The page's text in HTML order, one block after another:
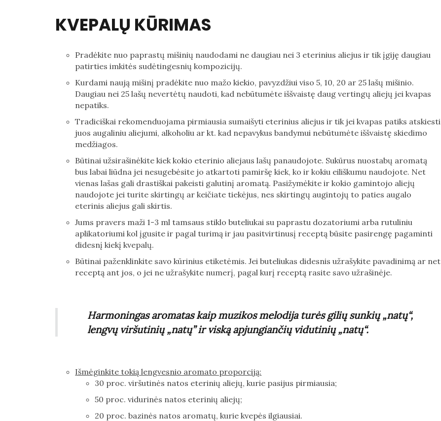
KVEPALŲ KŪRIMAS
Pradėkite nuo paprastų mišinių naudodami ne daugiau nei 3 eterinius aliejus ir tik įgiję daugiau
patirties imkitės sudėtingesnių kompozicijų.
Kurdami naują mišinį pradėkite nuo mažo kiekio, pavyzdžiui viso 5, 10, 20 ar 25 lašų mišinio.
Daugiau nei 25 lašų nevertėtų naudoti, kad nebūtumėte iššvaistę daug vertingų aliejų jei kvapas
nepatiks.
Tradiciškai rekomenduojama pirmiausia sumaišyti eterinius aliejus ir tik jei kvapas patiks atskiesti
juos augaliniu aliejumi, alkoholiu ar kt. kad nepavykus bandymui nebūtumėte iššvaistę skiedimo
medžiagos.
Būtinai užsirašinėkite kiek kokio eterinio aliejaus lašų panaudojote. Sukūrus nuostabų aromatą
bus labai liūdna jei nesugebėsite jo atkartoti pamiršę kiek, ko ir kokiu eiliškumu naudojote. Net
vienas lašas gali drastiškai pakeisti galutinį aromatą. Pasižymėkite ir kokio gamintojo aliejų
naudojote jei turite skirtingų ar keičiate tiekėjus, nes skirtingų augintojų to paties augalo
eterinis aliejus gali skirtis.
Jums pravers maži 1-3 ml tamsaus stiklo buteliukai su paprastu dozatoriumi arba rutuliniu
aplikatoriumi kol įgusite ir pagal turimą ir jau pasitvirtinusį receptą būsite pasirengę pagaminti
didesnį kiekį kvepalų.
Būtinai paženklinkite savo kūrinius etiketėmis. Jei buteliukas didesnis užrašykite pavadinimą ar net
receptą ant jos, o jei ne užrašykite numerį, pagal kurį receptą rasite savo užrašinėje.
Harmoningas aromatas kaip muzikos melodija turės gilių sunkių „natų“,
lengvų viršutinių „natų” ir viską apjungiančių vidutinių „natų“.
Išmėginkite tokią lengvesnio aromato proporciją:
30 proc. viršutinės natos eterinių aliejų, kurie pasijus pirmiausia;
50 proc. vidurinės natos eterinių aliejų;
20 proc. bazinės natos aromatų, kurie kvepės ilgiausiai.